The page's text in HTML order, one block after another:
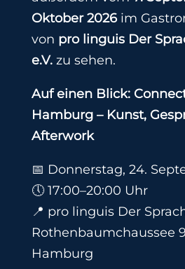
Oktober 2026im
von pro linguis Der
e.V.zu sehen.
Auf einen Blick:
Hamburg – Kunst,
Afterwork
📅 Donnerstag, 24.
🕔 17:00–20:00 Uhr
📍 pro linguis Der
Rothenbaumchaussee
Hamburg